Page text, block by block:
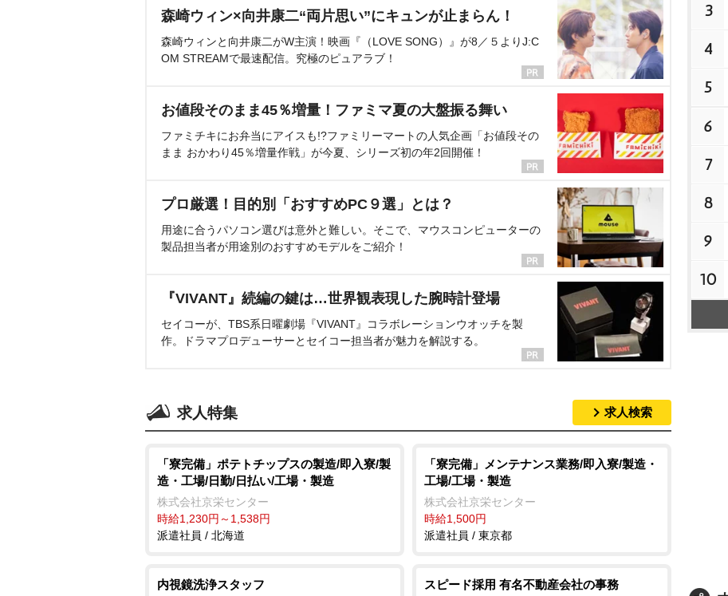
森崎ウィン×向井康二“両片思い”にキュンが止まらん！
森崎ウィンと向井康二がW主演！映画『（LOVE SONG）』が8／５よりJ:C
OM STREAMで最速配信。究極のピュアラブ！
お値段そのまま45％増量！ファミマ夏の大盤振る舞い
ファミチキにお弁当にアイスも!?ファミリーマートの人気企画「お値段その
まま おかわり45％増量作戦」が今夏、シリーズ初の年2回開催！
プロ厳選！目的別「おすすめPC９選」とは？
用途に合うパソコン選びは意外と難しい。そこで、マウスコンピューターの
製品担当者が用途別のおすすめモデルをご紹介！
『VIVANT』続編の鍵は…世界観表現した腕時計登場
セイコーが、TBS系日曜劇場『VIVANT』コラボレーションウオッチを製
作。ドラマプロデューサーとセイコー担当者が魅力を解説する。
求人特集 求人検索
「寮完備」ポテトチップスの製造/即入寮/製
造・工場/日勤/日払い/工場・製造
株式会社京栄センター
時給1,230円～1,538円
派遣社員 / 北海道
「寮完備」メンテナンス業務/即入寮/製造・
工場/工場・製造
株式会社京栄センター
時給1,500円
派遣社員 / 東京都
内視鏡洗浄スタッフ スピード採用 有名不動産会社の事務
3
4
5
6
7
8
9
10